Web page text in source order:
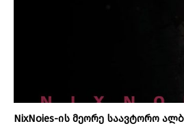
NixNoies-ის მეორე საავტორო